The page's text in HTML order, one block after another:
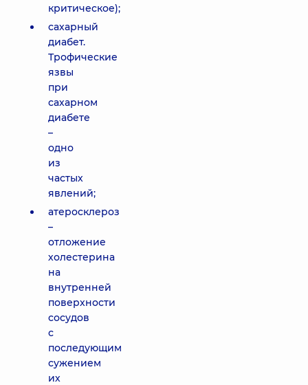
критическое);
сахарный
диабет.
Трофические
язвы
при
сахарном
диабете
–
одно
из
частых
явлений;
атеросклероз
–
отложение
холестерина
на
внутренней
поверхности
сосудов
с
последующим
сужением
их